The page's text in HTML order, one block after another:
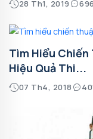
28 Th1, 2019
Tìm Hiểu
Hiệu Quả Thi...
07 Th4, 2018